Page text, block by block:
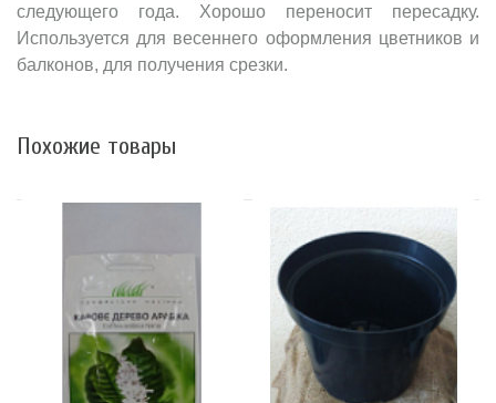
следующего года. Хорошо переносит пересадку.
Используется для весеннего оформления цветников и
балконов, для получения срезки.
Похожие товары